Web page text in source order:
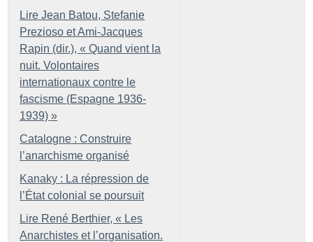
Lire Jean Batou, Stefanie
Prezioso et Ami-Jacques
Rapin (dir.), « Quand vient la
nuit. Volontaires
internationaux contre le
fascisme (Espagne 1936-
1939) »
Catalogne : Construire
l’anarchisme organisé
Kanaky : La répression de
l’État colonial se poursuit
Lire René Berthier, « Les
Anarchistes et l’organisation.